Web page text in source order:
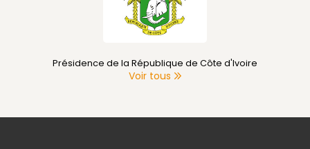
Présidence de la République de Côte d'Ivoire
Voir tous